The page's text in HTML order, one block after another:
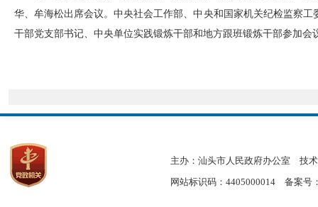
华、牟海松出席会议。中央社会工作部、中央和国家机关纪检监察
干部党支部书记、中央单位实践锻炼干部和地方跟班锻炼干部参加会
主办：汕头市人民政府办公室
技
网站标识码：4405000014
备案号